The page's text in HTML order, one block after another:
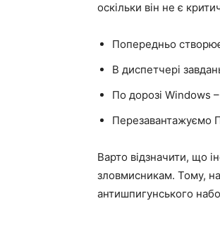
оскільки він не є
Попередньо
В диспетчері
По дорозі Windows
Перезавантажуємо
Варто відзначити, що
зловмисникам. Тому,
антишпигунського